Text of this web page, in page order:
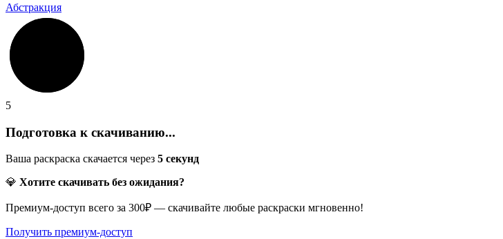
Абстракция
5
Подготовка к скачиванию...
Ваша раскраска скачается через 5 секунд
💎 Хотите скачивать без ожидания?
Премиум-доступ всего за 300₽ — скачивайте любые раскраски мгновенно!
Получить премиум-доступ